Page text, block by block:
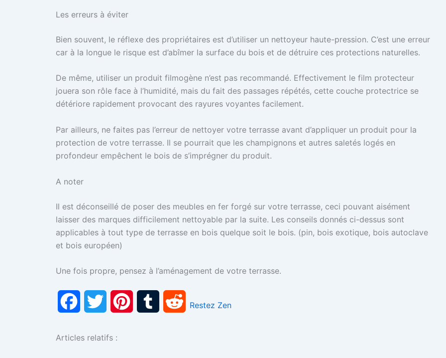
Les erreurs à éviter
Bien souvent, le réflexe des propriétaires est d’utiliser un nettoyeur haute-pression. C’est une erreur
car à la longue le risque est d’abîmer la surface du bois et de détruire ces protections naturelles.
De même, utiliser un produit filmogène n’est pas recommandé. Effectivement le film protecteur
jouera son rôle face à l’humidité, mais du fait des passages répétés, cette couche protectrice se
détériore rapidement provocant des rayures voyantes facilement.
Par ailleurs, ne faites pas l’erreur de nettoyer votre terrasse avant d’appliquer un produit pour la
protection de votre terrasse. Il se pourrait que les champignons et autres saletés logés en
profondeur empêchent le bois de s’imprégner du produit.
A noter
Il est déconseillé de poser des meubles en fer forgé sur votre terrasse, ceci pouvant aisément
laisser des marques difficilement nettoyable par la suite. Les conseils donnés ci-dessus sont
applicables à tout type de terrasse en bois quelque soit le bois. (pin, bois exotique, bois autoclave
et bois européen)
Une fois propre, pensez à l’aménagement de votre terrasse.
RRestez Zen
Articles relatifs :